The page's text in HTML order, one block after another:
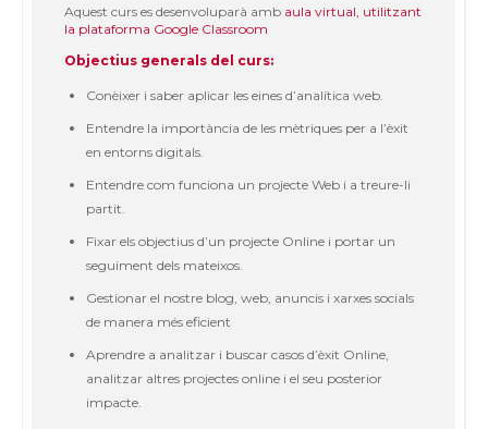
Aquest curs es desenvoluparà amb aula virtual, utilitzant
la plataforma Google Classroom
Objectius generals del curs:
Conèixer i saber aplicar les eines d’analítica web.
Entendre la importància de les mètriques per a l’èxit
en entorns digitals.
Entendre com funciona un projecte Web i a treure-li
partit.
Fixar els objectius d’un projecte Online i portar un
seguiment dels mateixos.
Gestionar el nostre blog, web, anuncis i xarxes socials
de manera més eficient
Aprendre a analitzar i buscar casos d’èxit Online,
analitzar altres projectes online i el seu posterior
impacte.